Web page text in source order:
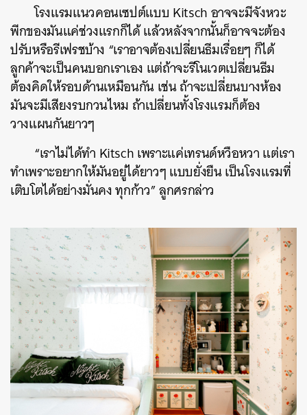
โรงแรมแนวคอนเซปต์แบบ Kitsch อาจจะมีจังหวะ
พีกของมันแค่ช่วงแรกก็ได้ แล้วหลังจากนั้นก็อาจจะต้อง
ปรับหรือรีเฟรชบ้าง “เราอาจต้องเปลี่ยนธีมเรื่อยๆ ก็ได้
ลูกค้าจะเป็นคนบอกเราเอง แต่ถ้าจะรีโนเวตเปลี่ยนธีม
ต้องคิดให้รอบด้านเหมือนกัน เช่น ถ้าจะเปลี่ยนบางห้อง
มันจะมีเสียงรบกวนไหม ถ้าเปลี่ยนทั้งโรงแรมก็ต้อง
วางแผนกันยาวๆ
“เราไม่ได้ทำ Kitsch เพราะแค่เทรนด์หวือหวา แต่เรา
ทำเพราะอยากให้มันอยู่ได้ยาวๆ แบบยั่งยืน เป็นโรงแรมที่
เติบโตได้อย่างมั่นคง ทุกก้าว” ลูกศรกล่าว